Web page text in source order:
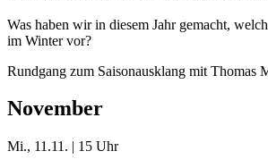
Was haben wir in diesem Jahr gemacht,
im Winter vor?
Rundgang zum Saisonausklang mit Thomas
November
Mi., 11.11. | 15 Uhr